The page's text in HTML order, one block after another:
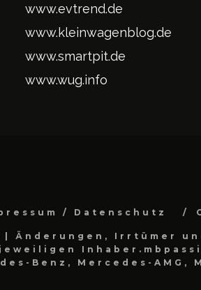
www.evtrend.de
www.kleinwagenblog.de
www.smartpit.de
www.wug.info
/ Datenschutz
| Änderungen, Irrtümer
Benz, Mercedes-AMG,